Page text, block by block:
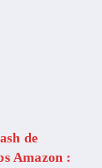
de
Amazon :